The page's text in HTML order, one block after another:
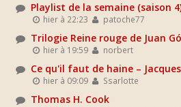
Playlist de la semaine (saison
hier à 22:23 patoche77
Trilogie Reine rouge de Juan
hier à 19:59 norbert
Ce qu'il faut de haine –
hier à 09:09 Ssarlotte
Thomas H. Cook